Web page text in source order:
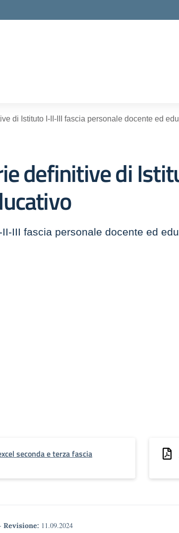
di Istituto I-II-III fascia personale docente ed
definitive di
III fascia personale docente ed
seconda e terza fascia
Revisione: 11.09.2024